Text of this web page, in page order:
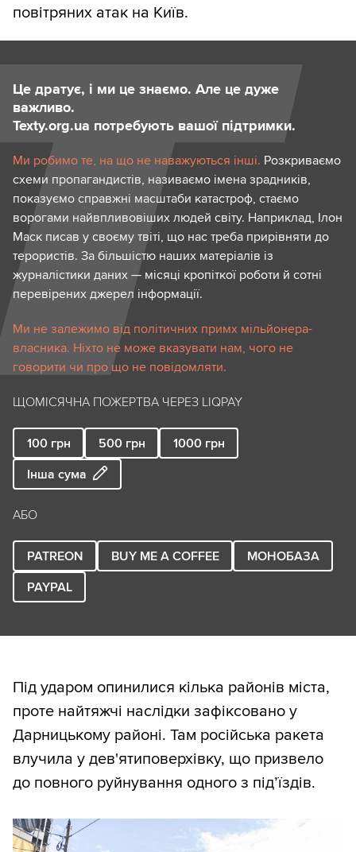
повітряних атак на Київ.
Це дратує, і ми це знаємо. Але це дуже
важливо.
Texty.org.ua потребують вашої підтримки.
Ми робимо те, на що не наважуються інші. Розкриваємо
схеми пропагандистів, називаємо імена зрадників,
показуємо справжні масштаби катастроф, стаємо
ворогами найвпливовіших людей світу. Наприклад, Ілон
Маск писав у своєму твіті, що нас треба прирівняти до
терористів. За більшістю наших матеріалів із
журналістики даних — місяці кропіткої роботи й сотні
перевірених джерел інформації.
Ми не залежимо від політичних примх мільйонера-
власника. Ніхто не може вказувати нам, чого не
говорити чи про що не повідомляти.
ЩОМІСЯЧНА ПОЖЕРТВА ЧЕРЕЗ LIQPAY
100 грн 500 грн 1000 грн
Інша сума
АБО
PATREON BUY ME A COFFEE
МОНОБАЗА
PAYPAL
Під ударом опинилися кілька районів міста,
проте найтяжчі наслідки зафіксовано у
Дарницькому районі. Там російська ракета
влучила у дев'ятиповерхівку, що призвело
до повного руйнування одного з під’їздів.